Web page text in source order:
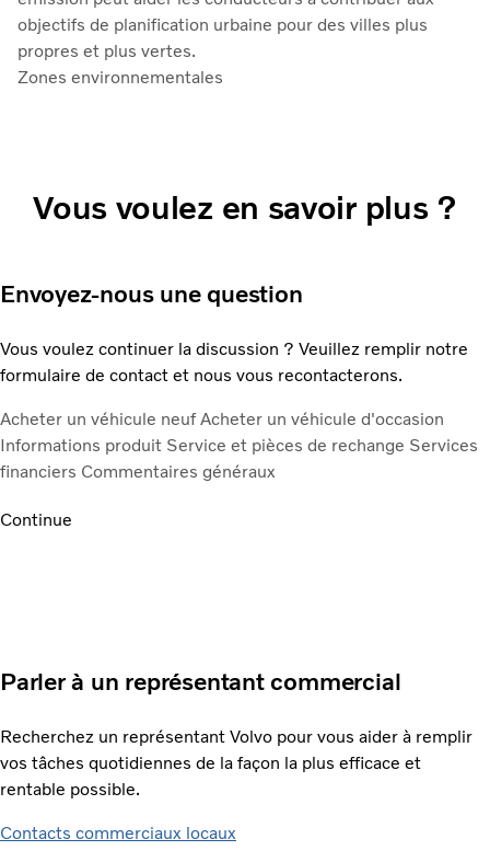
objectifs de planification urbaine pour des villes plus
propres et plus vertes.
Zones environnementales
Vous voulez en savoir plus ?
Envoyez-nous une question
Vous voulez continuer la discussion ? Veuillez remplir notre
formulaire de contact et nous vous recontacterons.
Acheter un véhicule neufAcheter un véhicule d'occasion
Informations produit Service et pièces de rechange Services
financiers Commentaires généraux
Continue
Parler à un représentant commercial
Recherchez un représentant Volvo pour vous aider à remplir
vos tâches quotidiennes de la façon la plus efficace et
rentable possible.
Contacts commerciaux locaux